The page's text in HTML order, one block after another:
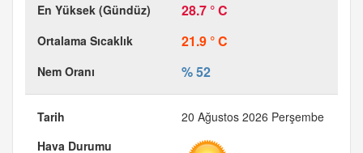
28.7 ° C
21.9 ° C
% 52
20 Ağustos 2026 Perşembe